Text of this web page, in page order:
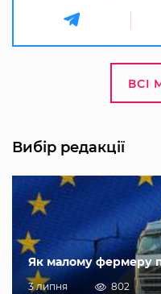
ВСІ
Вибір редакції
Як малому фермеру
3 липня 802